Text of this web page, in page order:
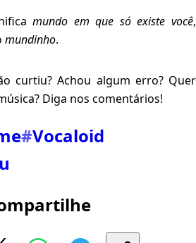
mundo em que só existe você,
mundinho.
curtiu? Achou algum erro? Quer
Diga nos comentários!
#Vocaloid